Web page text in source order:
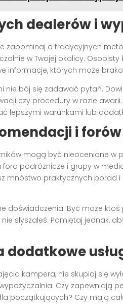
dealerów i
zapominaj o tradycyjnych
w Twojej okolicy.
informacje, których może
nie bój się zadawać pytań.
czy procedury w razie awarii.
lepszymi warunkami lub
i
mogą być nieocenione w
podróżnicze i grupy w
mnóstwo praktycznych porad
doświadczenia. Być może ktoś
słyszałeś. Pamiętaj jednak,
dodatkowe
kampera, nie skupiaj się
Czy zapewniają
początkujących? Czy mają